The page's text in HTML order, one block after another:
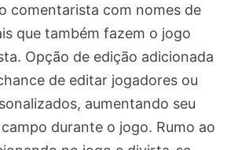
comentarista com nomes de
que também fazem o jogo
Opção de edição adicionada
de editar jogadores ou
aumentando seu
durante o jogo. Rumo ao